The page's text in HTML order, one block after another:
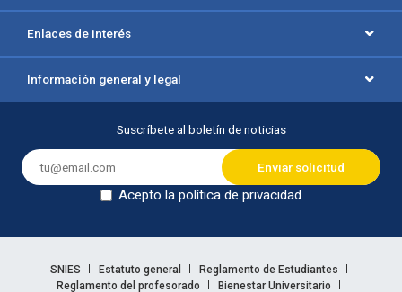
Enlaces de interés
Información general y legal
Suscríbete al boletín de noticias
Acepto la política de privacidad
Enlaces legales
SNIES Estatuto general
Reglamento de Estudiantes
Reglamento del profesorado
Bienestar Universitario